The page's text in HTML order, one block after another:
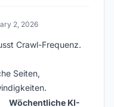
2, 2026
Crawl-Frequenz.
Seiten,
Wöchentliche KI-